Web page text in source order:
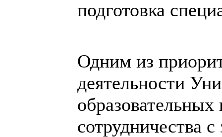
подготовка
Одним из
деятельности
сотрудничества